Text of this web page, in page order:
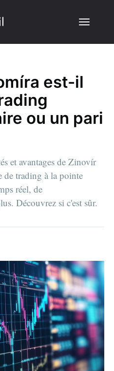
est-il
ou un pari
et avantages de Zinovír
de trading à la pointe
réel, de
Découvrez si c'est sûr.